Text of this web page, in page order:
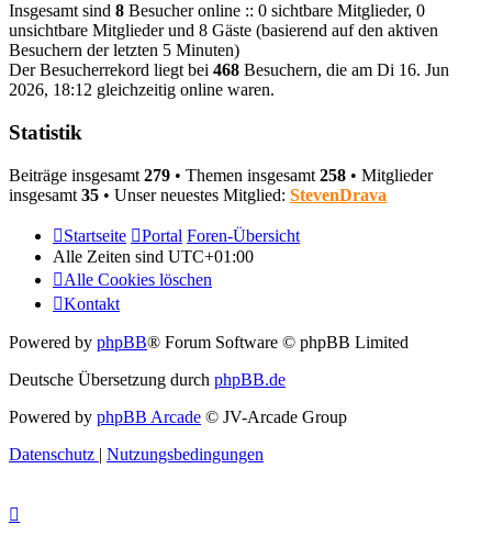
Insgesamt sind 8 Besucher online :: 0 sichtbare Mitglieder, 0
unsichtbare Mitglieder und 8 Gäste (basierend auf den aktiven
Besuchern der letzten 5 Minuten)
Der Besucherrekord liegt bei 468 Besuchern, die am Di 16. Jun
2026, 18:12 gleichzeitig online waren.
Statistik
Beiträge insgesamt 279 • Themen insgesamt 258 • Mitglieder
insgesamt 35 • Unser neuestes Mitglied: StevenDrava
Startseite Portal Foren-Übersicht
Alle Zeiten sind UTC+01:00
Alle Cookies löschen
Kontakt
Powered by phpBB® Forum Software © phpBB Limited
Deutsche Übersetzung durch phpBB.de
Powered by phpBB Arcade © JV-Arcade Group
Datenschutz | Nutzungsbedingungen